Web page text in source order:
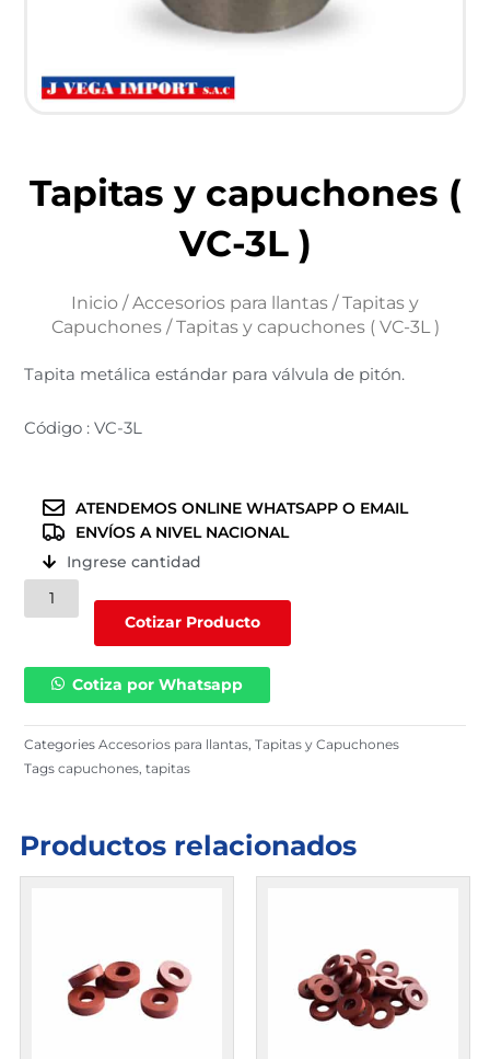
Tapitas y capuchones (
VC-3L )
Inicio /Accesorios para llantas /Tapitas y
Capuchones/ Tapitas y capuchones ( VC-3L )
Tapita metálica estándar para válvula de pitón.
Código : VC-3L
ATENDEMOS ONLINE WHATSAPP O EMAIL
ENVÍOS A NIVEL NACIONAL
Ingrese cantidad
Tapitas
y
Cotizar Producto
Cotiza por Whatsapp
Categories Accesorios para llantas ,Tapitas y Capuchones
Tags capuchones ,tapitas
Productos relacionados